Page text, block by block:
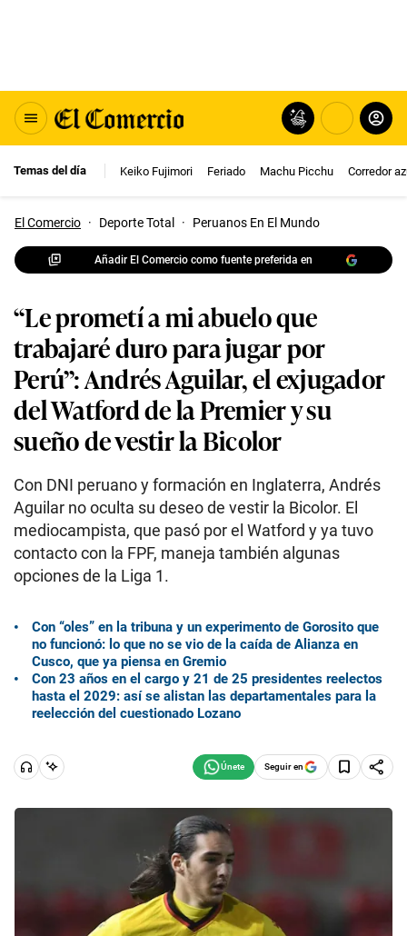
Temas del día Keiko Fujimori Feriado Machu Picchu Corredor
El Comercio · Deporte Total · Peruanos En El Mundo
Añadir El Comercio como fuente preferida en
“Le prometí a mi abuelo que
trabajaré duro para jugar por
Perú”: Andrés Aguilar, el exjugador
del Watford de la Premier y su
sueño de vestir la Bicolor
Con DNI peruano y formación en Inglaterra, Andrés
Aguilar no oculta su deseo de vestir la Bicolor. El
mediocampista, que pasó por el Watford y ya tuvo
contacto con la FPF, maneja también algunas
opciones de la Liga 1.
Con “oles” en la tribuna y un experimento de Gorosito que
no funcionó: lo que no se vio de la caída de Alianza en
Cusco, que ya piensa en Gremio
Con 23 años en el cargo y 21 de 25 presidentes reelectos
hasta el 2029: así se alistan las departamentales para la
reelección del cuestionado Lozano
Seguir en